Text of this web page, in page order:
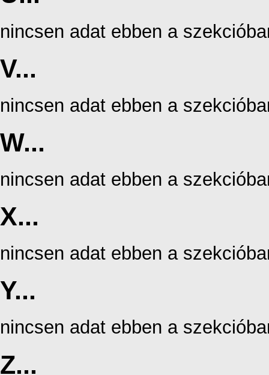
nincsen adat ebben a
V...
nincsen adat ebben a
W...
nincsen adat ebben a
X...
nincsen adat ebben a
Y...
nincsen adat ebben a
Z...